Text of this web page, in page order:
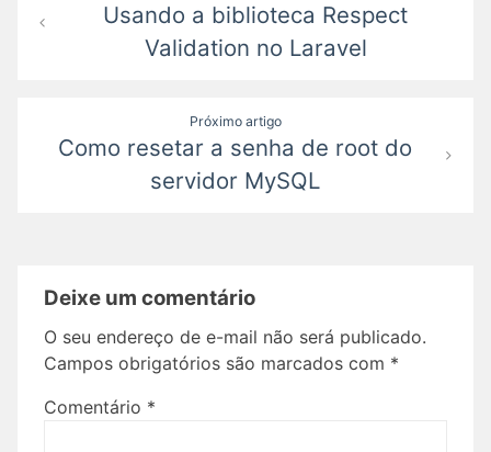
de
Usando a biblioteca Respect
Validation no Laravel
Próximo artigo
Como resetar a senha de root do
servidor MySQL
Deixe um comentário
O seu endereço de e-mail não será publicado.
Campos obrigatórios são marcados com *
Comentário *